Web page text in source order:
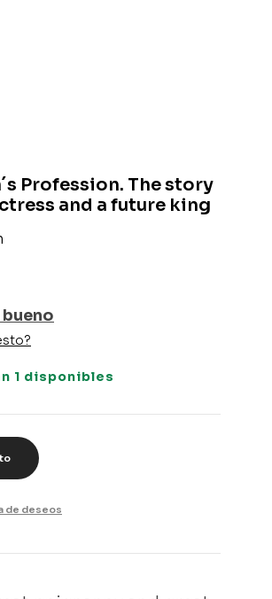
Profession. The story
and a future king
bueno
1 disponibles
de deseos